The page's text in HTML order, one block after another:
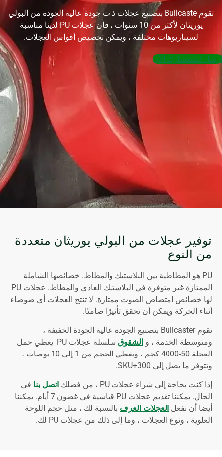
تقوم Bullcaste بتصنيع عجلات ذات جودة عالية الجودة من البولي
يوريثان لأكثر من 10 سنوات ، فإن عجلات PU لدينا مناسبة
لسيناريوهات مختلفة ، ويمكن تخصيص أقواس العجلات.
أرسل استفسارك الآن
توفير عجلات من البولي يوريثان متعددة
من النوع
PU هو المطاطية بين البلاستيك والمطاط. خصائصها الشاملة
الممتازة غير متوفرة في البلاستيك العادي والمطاط. عجلات PU
لها خصائص امتصاص الصوت ممتازة. لا تنتج العجلات أي ضوضاء
أثناء الحركة ويمكن أن تحقق تأثيرًا صامتًا.
تقوم Bullcaster بتصنيع الجودة عالية الجودة الخفيفة ،
ومتوسطة الخدمة ، و الشقوق
سلسلة عجلات PU. يغطي حمل
العجلة 50-4000 كجم ، ويغطي الحجم من 1 إلى 10 بوصات ،
وتتوفر ما يصل إلى 300+SKU.
إذا كنت بحاجة إلى شراء عجلات PU ، من فضلك اتصل بنا في
الحال. يمكننا تقديم عجلات PU قياسية في غضون 7 أيام. يمكننا
أيضا أن نفعل العجلات العرف بالنسبة لك ، مثل حجم اللوحة
العلوية ، ونوع العجلات ، وما إلى ذلك من عجلات PU لك.